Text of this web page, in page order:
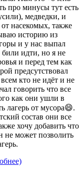
про минусы тут есть
медведки, и
от насекомых, также
историю из
и у нас выпал
идти, но я не
и перед тем как
предсутствовал
кто не идёт и не
говорить что все
как они ушли в
лагерь от мусора😄.
состав они все
хочу добавить что
не может позволить